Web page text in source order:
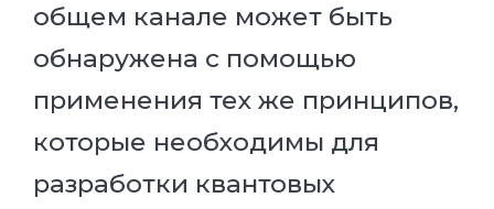
общем канале может быть
обнаружена с помощью
применения тех же принципов,
которые необходимы для
разработки квантовых